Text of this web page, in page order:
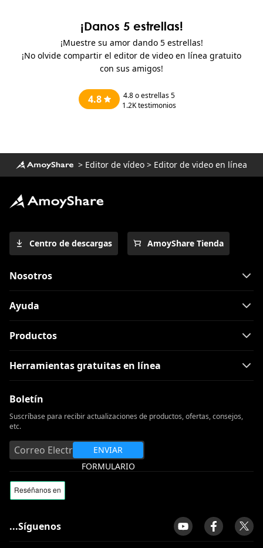
¡Danos 5 estrellas!
¡Muestre su amor dando 5 estrellas!
¡No olvide compartir el editor de video en línea gratuito
con sus amigos!
4.8 4.8o estrellas 5
1.2Ktestimonios
> Editor de vídeo > Editor de video en línea
Centro de descargas AmoyShare Tienda
Nosotros
Ayuda
Productos
Herramientas gratuitas en línea
Boletín
Suscríbase para recibir actualizaciones de productos, ofertas, consejos,
etc.
ENVIAR
FORMULARIO
...Síguenos